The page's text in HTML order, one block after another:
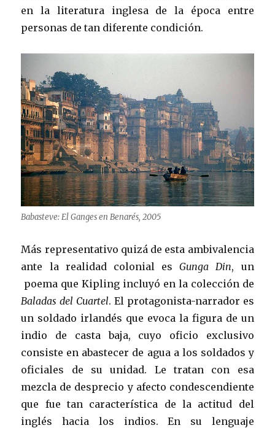
en la literatura inglesa de la época entre
personas de tan diferente condición.
Babasteve: El Ganges en Benarés, 2005
Más representativo quizá de esta ambivalencia
ante la realidad colonial esGunga Din, un
poema que Kipling incluyó en la colección de
Baladas del Cuartel. El protagonista-narrador es
un soldado irlandés que evoca la figura de un
indio de casta baja, cuyo oficio exclusivo
consiste en abastecer de agua a los soldados y
oficiales de su unidad. Le tratan con esa
mezcla de desprecio y afecto condescendiente
que fue tan característica de la actitud del
inglés hacia los indios. En su lenguaje